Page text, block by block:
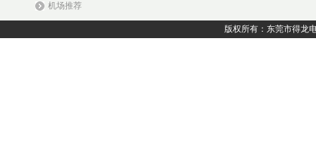
机场推荐
版权所有：东莞市得龙